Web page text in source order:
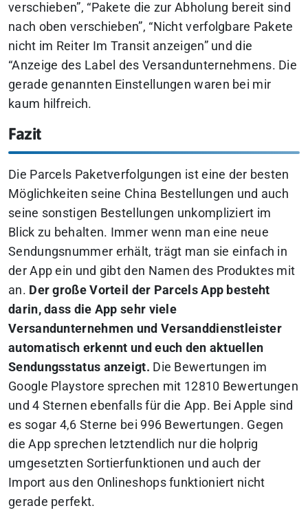
verschieben”, “Pakete die zur Abholung bereit sind
nach oben verschieben”, “Nicht verfolgbare Pakete
nicht im Reiter Im Transit anzeigen” und die
“Anzeige des Label des Versandunternehmens. Die
gerade genannten Einstellungen waren bei mir
kaum hilfreich.
Fazit
Die Parcels Paketverfolgungen ist eine der besten
Möglichkeiten seine China Bestellungen und auch
seine sonstigen Bestellungen unkompliziert im
Blick zu behalten. Immer wenn man eine neue
Sendungsnummer erhält, trägt man sie einfach in
der App ein und gibt den Namen des Produktes mit
an. Der große Vorteil der Parcels App besteht
darin, dass die App sehr viele
Versandunternehmen und Versanddienstleister
automatisch erkennt und euch den aktuellen
Sendungsstatus anzeigt. Die Bewertungen im
Google Playstore sprechen mit 12810 Bewertungen
und 4 Sternen ebenfalls für die App. Bei Apple sind
es sogar 4,6 Sterne bei 996 Bewertungen. Gegen
die App sprechen letztendlich nur die holprig
umgesetzten Sortierfunktionen und auch der
Import aus den Onlineshops funktioniert nicht
gerade perfekt.